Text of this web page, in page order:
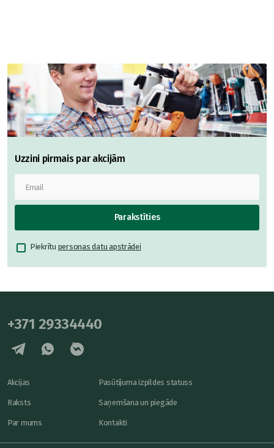
Uzzini pirmais par akcijām
Parakstīties
Piekrītu personas datu apstrādei
+371 29334440
Akcijas
Raksts
Par mums
Pasūtījuma izpildes statuss
Saņemšana un piegāde
Kontakti